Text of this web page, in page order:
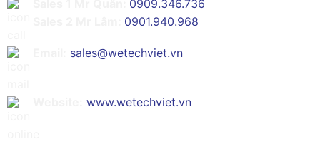
0909.346.736
0901.940.968
sales@wetechviet.vn
www.wetechviet.vn